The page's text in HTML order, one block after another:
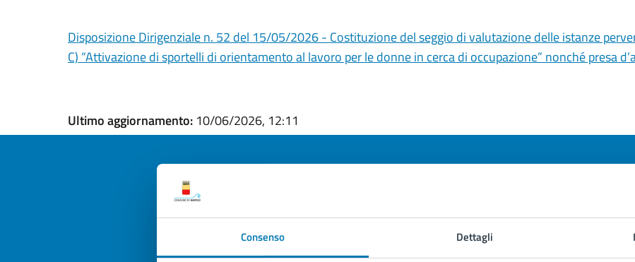
Consenso Dettagli
Disposizione Dirigenziale n. 52 del 15/05/2026 - Costituzione del seggio di valutazione delle istanze
C) “Attivazione di sportelli di orientamento al lavoro per le donne in cerca di occupazione” nonché presa
Ultimo aggiornamento: 10/06/2026, 12:11
Quanto sono chiare le informazioni su questa
pagina?